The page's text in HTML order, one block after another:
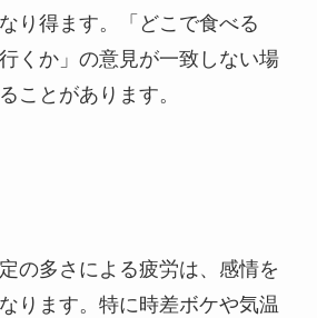
り得ます。「どこで食べる
くか」の意見が一致しない場
ことがあります。
の多さによる疲労は、感情を
ります。特に時差ボケや気温